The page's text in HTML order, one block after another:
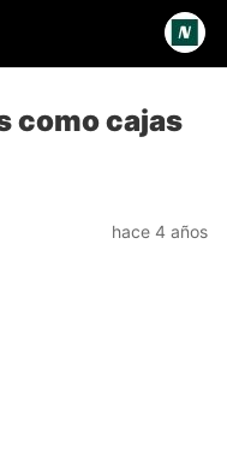
como cajas
hace 4 años